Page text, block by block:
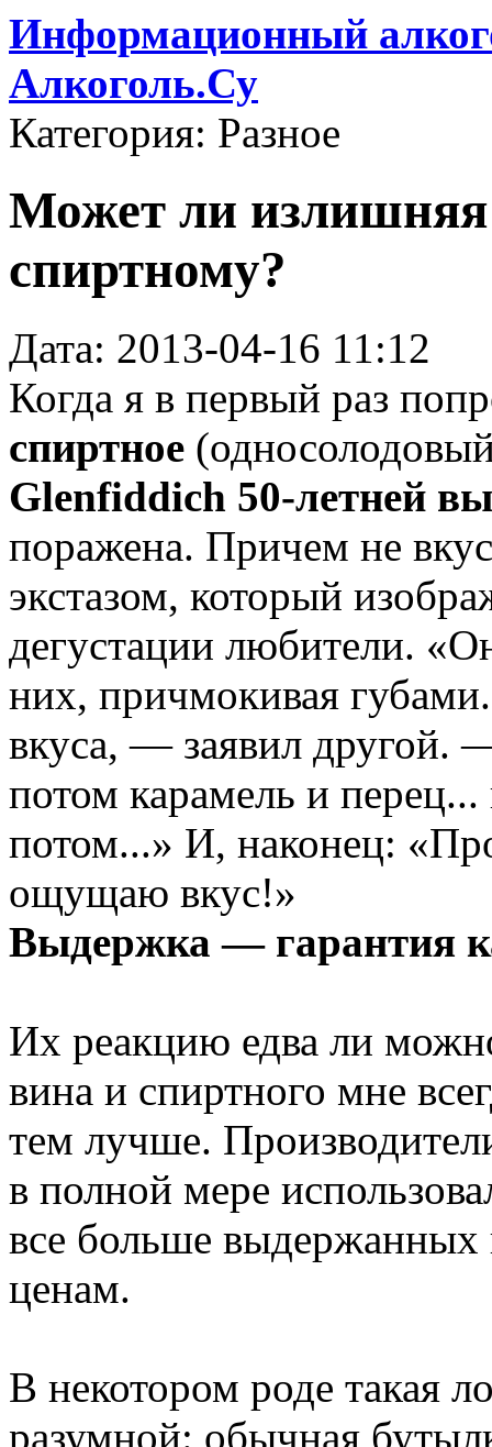
Информационный
Алкоголь.Су
Категория: Разное
Может ли
спиртному?
Дата: 2013-04-16 11:12
Когда я в первый раз
спиртное
Glenfiddich 50-летней
поражена. Причем не
экстазом, который
дегустации любители.
них, причмокивая
вкуса, — заявил другой.
потом карамель и
потом...» И, наконец:
ощущаю вкус!»
Выдержка — гарантия
Их реакцию едва ли
вина и спиртного мне
тем лучше.
в полной мере
все больше
ценам.
В некотором роде такая
разумной: обычная